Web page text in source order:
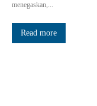
menegaskan,...
Read more